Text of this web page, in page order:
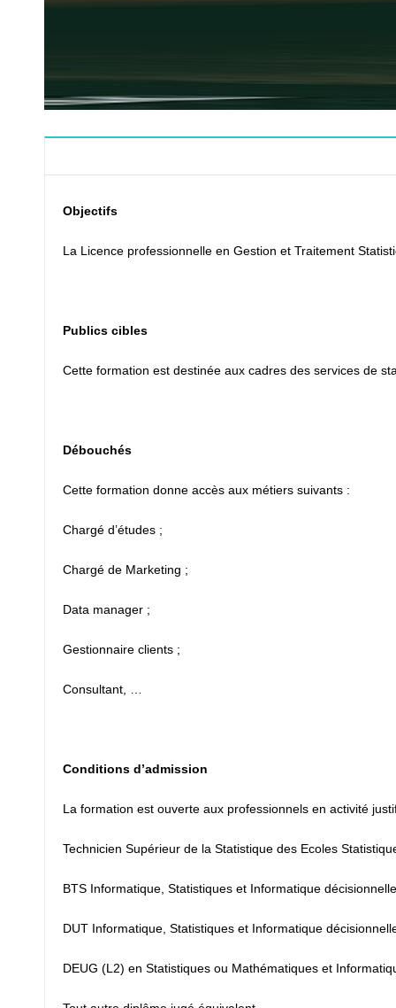
Objectifs
La Licence professionnelle en Gestion et Traitement
Publics cibles
Cette formation est destinée aux cadres des services de
Débouchés
Cette formation donne accès aux métiers suivants :
Chargé d’études ;
Chargé de Marketing ;
Data manager ;
Gestionnaire clients ;
Consultant, …
Conditions d’admission
La formation est ouverte aux professionnels en activité
Technicien Supérieur de la Statistique des Ecoles
BTS Informatique, Statistiques et Informatique décisionnelle
DUT Informatique, Statistiques et Informatique
DEUG (L2) en Statistiques ou Mathématiques et